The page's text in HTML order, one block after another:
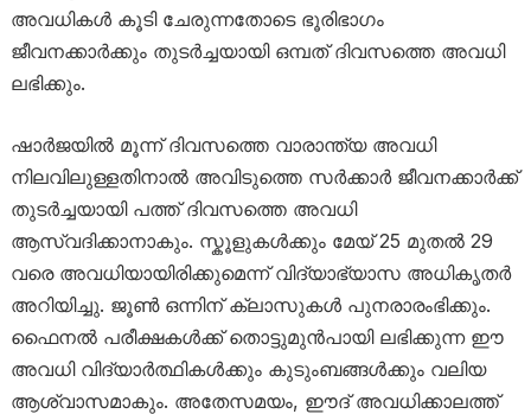
അവധികൾ കൂടി ചേരുന്നതോടെ ഭൂരിഭാഗം
ജീവനക്കാർക്കും തുടർച്ചയായി ഒമ്പത് ദിവസത്തെ അവധി
ലഭിക്കും.
ഷാർജയിൽ മൂന്ന് ദിവസത്തെ വാരാന്ത്യ അവധി
നിലവിലുള്ളതിനാൽ അവിടുത്തെ സർക്കാർ ജീവനക്കാർക്ക്
തുടർച്ചയായി പത്ത് ദിവസത്തെ അവധി
ആസ്വദിക്കാനാകും. സ്കൂളുകൾക്കും മേയ് 25 മുതൽ 29
വരെ അവധിയായിരിക്കുമെന്ന് വിദ്യാഭ്യാസ അധികൃതർ
അറിയിച്ചു. ജൂൺ ഒന്നിന് ക്ലാസുകൾ പുനരാരംഭിക്കും.
ഫൈനൽ പരീക്ഷകൾക്ക് തൊട്ടുമുൻപായി ലഭിക്കുന്ന ഈ
അവധി വിദ്യാർത്ഥികൾക്കും കുടുംബങ്ങൾക്കും വലിയ
ആശ്വാസമാകും. അതേസമയം, ഈദ് അവധിക്കാലത്ത്